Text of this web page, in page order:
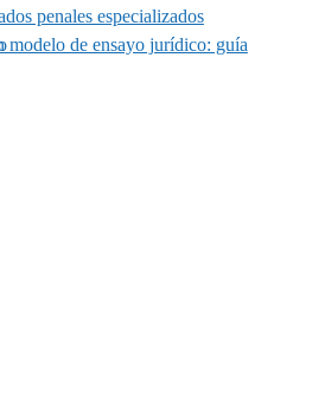
penales especializados